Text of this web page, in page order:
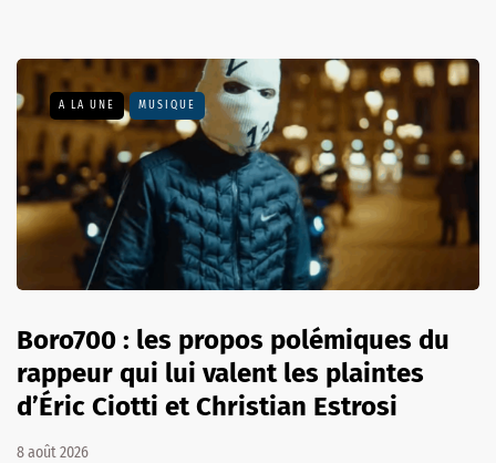
A LA UNE MUSIQUE
Boro700 : les propos polémiques du
rappeur qui lui valent les plaintes
d’Éric Ciotti et Christian Estrosi
8 août 2026